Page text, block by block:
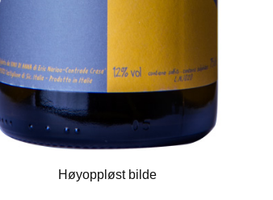
Høyoppløst bilde